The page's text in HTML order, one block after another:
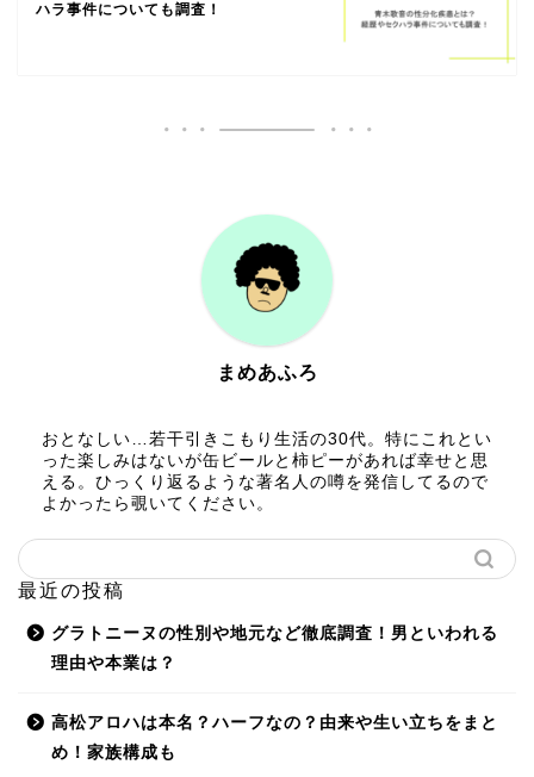
ハラ事件についても調査！
まめあふろ
おとなしい…若干引きこもり生活の30代。特にこれとい
った楽しみはないが缶ビールと柿ピーがあれば幸せと思
える。ひっくり返るような著名人の噂を発信してるので
よかったら覗いてください。
最近の投稿
グラトニーヌの性別や地元など徹底調査！男といわれる
理由や本業は？
高松アロハは本名？ハーフなの？由来や生い立ちをまと
め！家族構成も